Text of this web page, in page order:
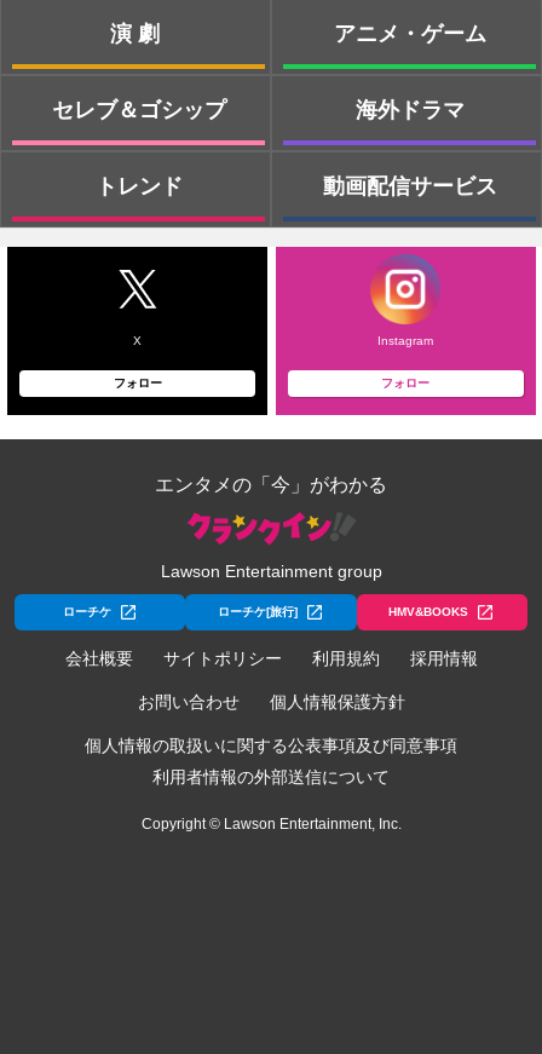
演劇
セレブ＆ゴシップ
トレンド
アニメ・ゲーム
海外ドラマ
動画配信サービス
X
フォロー
Instagram
フォロー
エンタメの「今」がわかる
Lawson Entertainment group
ローチケ ローチケ[旅行] HMV&BOOKS
会社概要 サイトポリシー 利用規約 採用情報
お問い合わせ 個人情報保護方針
個人情報の取扱いに関する公表事項及び同意事項
利用者情報の外部送信について
Copyright © Lawson Entertainment, Inc.